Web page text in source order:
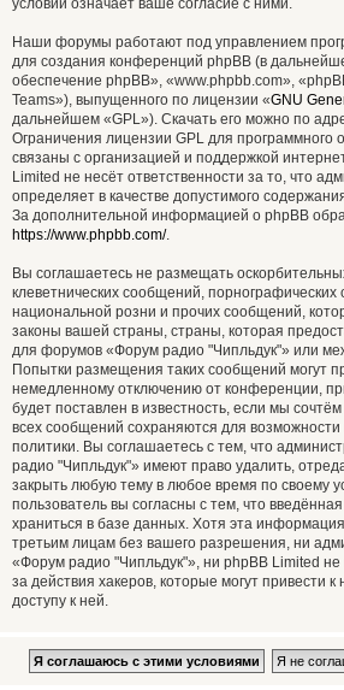
условий означает ваше согласие с ними.
Наши форумы работают под управлением
для создания конференций phpBB (в
обеспечение phpBB», «www.phpbb.com»,
Teams»), выпущенного по лицензии «GNU
дальнейшем «GPL»). Скачать его можно по
Ограничения лицензии GPL для программного
связаны с организацией и поддержкой
Limited не несёт ответственности за то, что
определяет в качестве допустимого
За дополнительной информацией о phpBB
https://www.phpbb.com/.
Вы соглашаетесь не размещать
клеветнических сообщений,
национальной розни и прочих сообщений,
законы вашей страны, страны, которая
для форумов «Форум радио "Чипльдук"» или
Попытки размещения таких сообщений могут
немедленному отключению от конференции,
будет поставлен в известность, если мы
всех сообщений сохраняются для возможности
политики. Вы соглашаетесь с тем, что
радио "Чипльдук"» имеют право удалить,
закрыть любую тему в любое время по своему
пользователь вы согласны с тем, что
храниться в базе данных. Хотя эта
третьим лицам без вашего разрешения, ни
«Форум радио "Чипльдук"», ни phpBB Limited
за действия хакеров, которые могут привести
доступу к ней.